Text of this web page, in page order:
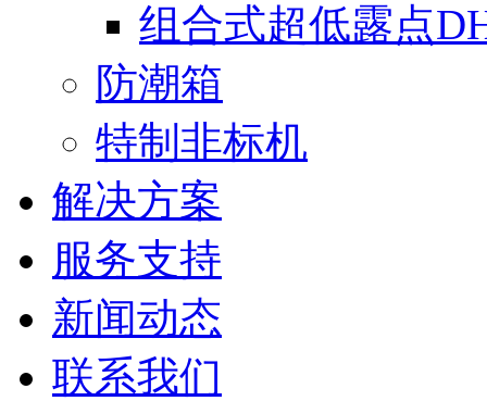
组合式超低露点
防潮箱
特制非标机
解决方案
服务支持
新闻动态
联系我们